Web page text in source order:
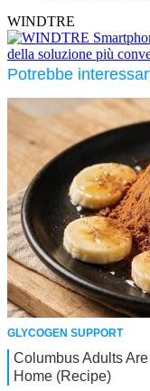
WINDTRE
della soluzione più